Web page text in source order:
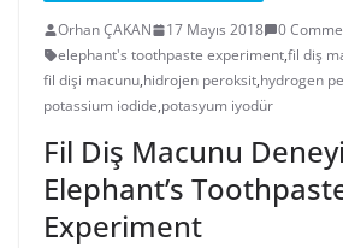
Orhan ÇAKAN 17 Mayıs 2018
0
elephant's toothpaste experiment,fil diş
fil dişi macunu,hidrojen peroksit,hydrogen
potassium iodide,potasyum iyodür
Fil Diş Macunu
Elephant’s
Experiment